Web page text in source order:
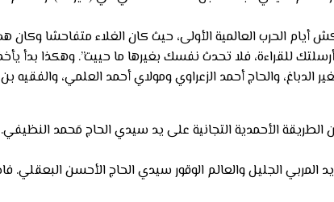
الحرب العالمية الأولى، حيث كان الغلاء متفاحشا وكان
للقراءة، فلا تحدث نفسك بغيرها ما حييت”. وهكذا بدأ
الدباغ، والحاج أحمد الزعراوي ومولاي أحمد العلمي،
الأحمدية التجانية على يد سيدي الحاج مَحمد
الجليل والعالم الوقور سيدي الحاج الأحسن البعقلي.